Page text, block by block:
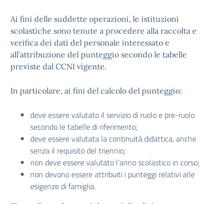
Ai fini delle suddette operazioni, le istituzioni
scolastiche sono tenute a procedere alla raccolta e
verifica dei dati del personale interessato e
all’attribuzione del punteggio secondo le tabelle
previste dal CCNI vigente.
In particolare, ai fini del calcolo del punteggio:
deve essere valutato il servizio di ruolo e pre-ruolo
secondo le tabelle di riferimento;
deve essere valutata la continuità didattica, anche
senza il requisito del triennio;
non deve essere valutato l’anno scolastico in corso;
non devono essere attribuiti i punteggi relativi alle
esigenze di famiglia.